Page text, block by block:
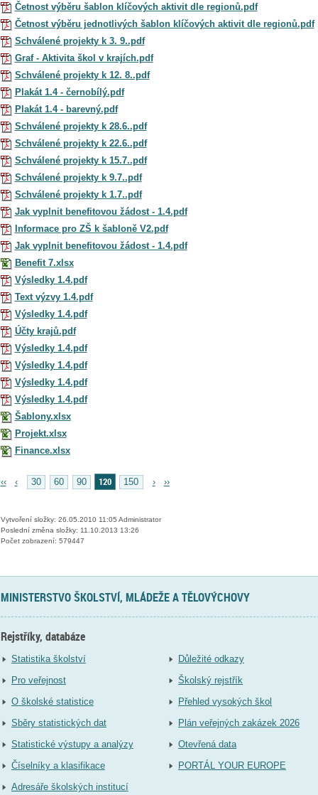
Četnost výběru šablon klíčových aktivit dle regionů.pdf
Četnost výběru jednotlivých šablon klíčových aktivit dle regionů.pdf
Schválené projekty k 3. 9..pdf
Graf - Aktivita škol v krajích.pdf
Schválené projekty k 12. 8..pdf
Plakát 1.4 - černobílý.pdf
Plakát 1.4 - barevný.pdf
Schválené projekty k 28.6..pdf
Schválené projekty k 22.6..pdf
Schválené projekty k 15.7..pdf
Schválené projekty k 9.7..pdf
Schválené projekty k 1.7..pdf
Jak vyplnit benefitovou žádost - 1.4.pdf
Informace pro ZŠ k šabloně V2.pdf
Jak vyplnit benefitovou žádost - 1.4.pdf
Benefit 7.xlsx
Výsledky 1.4.pdf
Text výzvy 1.4.pdf
Výsledky 1.4.pdf
Účty krajů.pdf
Výsledky 1.4.pdf
Výsledky 1.4.pdf
Výsledky 1.4.pdf
Výsledky 1.4.pdf
Šablony.xlsx
Projekt.xlsx
Finance.xlsx
‹‹ ‹ 30 60 90 120 150 › ››
Vytvoření složky: 26.05.2010 11:05 Administrator
Poslední změna složky: 11.10.2013 13:26
Počet zobrazení: 579447
MINISTERSTVO ŠKOLSTVÍ, MLÁDEŽE A TĚLOVÝCHOVY
Rejstříky, databáze
Statistika školství
Pro veřejnost
O školské statistice
Sběry statistických dat
Statistické výstupy a analýzy
Číselníky a klasifikace
Adresáře školských institucí
Důležité odkazy
Školský rejstřík
Přehled vysokých škol
Plán veřejných zakázek 2026
Otevřená data
PORTÁL YOUR EUROPE